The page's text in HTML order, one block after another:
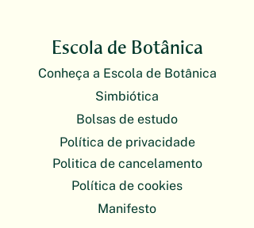
Escola de Botânica
Conheça a Escola de Botânica
Simbiótica
Bolsas de estudo
Política de privacidade
Politica de cancelamento
Política de cookies
Manifesto